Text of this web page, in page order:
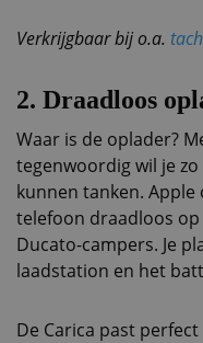
Verkrijgbaar bij o.a.
2. Draadloos
Waar is de oplader?
tegenwoordig wil je
kunnen tanken. Apple
telefoon draadloos
Ducato-campers. Je
laadstation en het
De Carica past